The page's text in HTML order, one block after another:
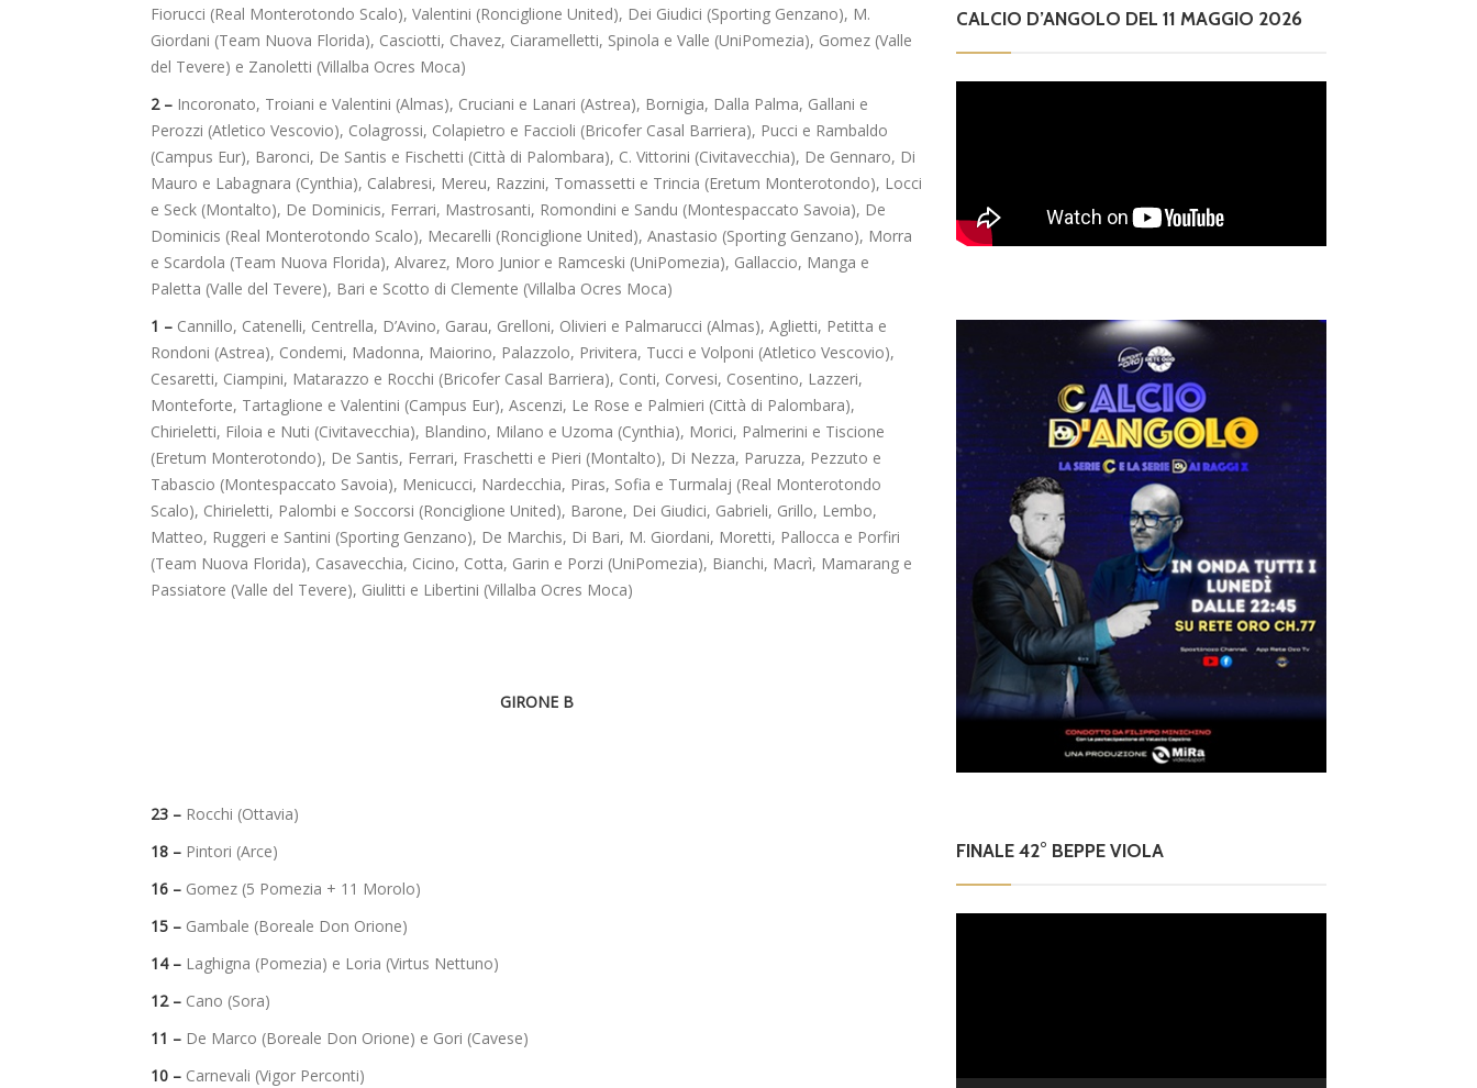
Fiorucci (Real Monterotondo Scalo), Valentini (Ronciglione United), Dei Giudici (Sporting Genzano), M.
Giordani (Team Nuova Florida), Casciotti, Chavez, Ciaramelletti, Spinola e Valle (UniPomezia), Gomez (Valle
del Tevere) e Zanoletti (Villalba Ocres Moca)
2 – Incoronato, Troiani e Valentini (Almas), Cruciani e Lanari (Astrea), Bornigia, Dalla Palma, Gallani e
Perozzi (Atletico Vescovio), Colagrossi, Colapietro e Faccioli (Bricofer Casal Barriera), Pucci e Rambaldo
(Campus Eur), Baronci, De Santis e Fischetti (Città di Palombara), C. Vittorini (Civitavecchia), De Gennaro, Di
Mauro e Labagnara (Cynthia), Calabresi, Mereu, Razzini, Tomassetti e Trincia (Eretum Monterotondo), Locci
e Seck (Montalto), De Dominicis, Ferrari, Mastrosanti, Romondini e Sandu (Montespaccato Savoia), De
Dominicis (Real Monterotondo Scalo), Mecarelli (Ronciglione United), Anastasio (Sporting Genzano), Morra
e Scardola (Team Nuova Florida), Alvarez, Moro Junior e Ramceski (UniPomezia), Gallaccio, Manga e
Paletta (Valle del Tevere), Bari e Scotto di Clemente (Villalba Ocres Moca)
1 – Cannillo, Catenelli, Centrella, D’Avino, Garau, Grelloni, Olivieri e Palmarucci (Almas), Aglietti, Petitta e
Rondoni (Astrea), Condemi, Madonna, Maiorino, Palazzolo, Privitera, Tucci e Volponi (Atletico Vescovio),
Cesaretti, Ciampini, Matarazzo e Rocchi (Bricofer Casal Barriera), Conti, Corvesi, Cosentino, Lazzeri,
Monteforte, Tartaglione e Valentini (Campus Eur), Ascenzi, Le Rose e Palmieri (Città di Palombara),
Chirieletti, Filoia e Nuti (Civitavecchia), Blandino, Milano e Uzoma (Cynthia), Morici, Palmerini e Tiscione
(Eretum Monterotondo), De Santis, Ferrari, Fraschetti e Pieri (Montalto), Di Nezza, Paruzza, Pezzuto e
Tabascio (Montespaccato Savoia), Menicucci, Nardecchia, Piras, Sofia e Turmalaj (Real Monterotondo
Scalo), Chirieletti, Palombi e Soccorsi (Ronciglione United), Barone, Dei Giudici, Gabrieli, Grillo, Lembo,
Matteo, Ruggeri e Santini (Sporting Genzano), De Marchis, Di Bari, M. Giordani, Moretti, Pallocca e Porfiri
(Team Nuova Florida), Casavecchia, Cicino, Cotta, Garin e Porzi (UniPomezia), Bianchi, Macrì, Mamarang e
Passiatore (Valle del Tevere), Giulitti e Libertini (Villalba Ocres Moca)
GIRONE B
23 – Rocchi (Ottavia)
18 – Pintori (Arce)
16 – Gomez (5 Pomezia + 11 Morolo)
15 – Gambale (Boreale Don Orione)
14 – Laghigna (Pomezia) e Loria (Virtus Nettuno)
12 – Cano (Sora)
11 – De Marco (Boreale Don Orione) e Gori (Cavese)
10 – Carnevali (Vigor Perconti)
CALCIO D’ANGOLO DEL 11 MAGGIO 2026
FINALE 42° BEPPE VIOLA